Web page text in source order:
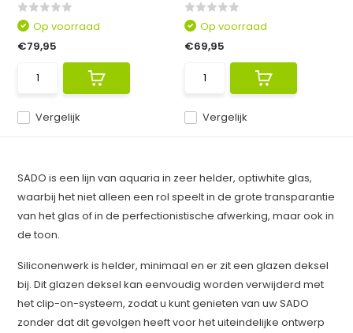
Vergelijk
Op voorraad
€79,95
Vergelijk
Op voorraad
€69,95
SADO is een lijn van aquaria in zeer helder, optiwhite glas,
waarbij het niet alleen een rol speelt in de grote transparantie
van het glas of in de perfectionistische afwerking, maar ook in
de toon.
Siliconenwerk is helder, minimaal en er zit een glazen deksel
bij. Dit glazen deksel kan eenvoudig worden verwijderd met
het clip-on-systeem, zodat u kunt genieten van uw SADO
zonder dat dit gevolgen heeft voor het uiteindelijke ontwerp